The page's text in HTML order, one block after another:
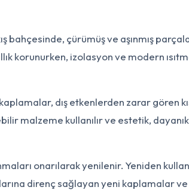
bahçesinde, çürümüş ve aşınmış
korunurken, izolasyon ve modern
dış etkenlerden zarar gören
malzeme kullanılır ve estetik,
onarılarak yenilenir. Yeniden
direnç sağlayan yeni kaplamalar ve